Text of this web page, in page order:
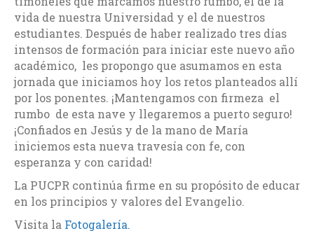
vida de nuestra Universidad y el de nuestros
estudiantes. Después de haber realizado tres días
intensos de formación para iniciar este nuevo año
académico, les propongo que asumamos en esta
jornada que iniciamos hoy los retos planteados allí
por los ponentes. ¡Mantengamos con firmeza el
rumbo de esta nave y llegaremos a puerto seguro!
¡Confiados en Jesús y de la mano de María
iniciemos esta nueva travesía con fe, con
esperanza y con caridad!
La PUCPR continúa firme en su propósito de educar
en los principios y valores del Evangelio.
Visita la Fotogalería.